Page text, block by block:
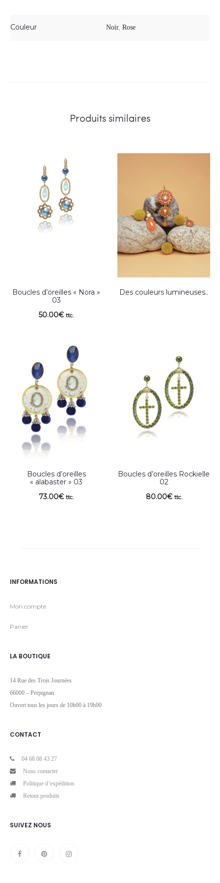
Couleur Noir, Rose
Produits similaires
Boucles d’oreilles « Nora »
03
50.00€ ttc.
Des couleurs lumineuses..
Boucles d’oreilles
« alabaster » 03
73.00€ ttc.
Boucles d’oreilles Rockielle
02
80.00€ ttc.
INFORMATIONS
Mon compte
Panier
LA BOUTIQUE
14 Rue des Trois Journées
66000 – Perpignan
Ouvert tous les jours de 10h00 à 19h00
CONTACT
04 68 08 43 27
Nous contacter
Politique d’expédition
Retour produits
SUIVEZ NOUS